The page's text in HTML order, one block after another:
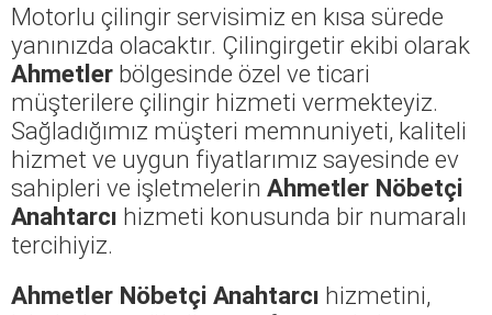
Motorlu çilingir servisimiz en kısa sürede
yanınızda olacaktır. Çilingirgetir ekibi olarak
Ahmetler bölgesinde özel ve ticari
müşterilere çilingir hizmeti vermekteyiz.
Sağladığımız müşteri memnuniyeti, kaliteli
hizmet ve uygun fiyatlarımız sayesinde ev
sahipleri ve işletmelerin Ahmetler Nöbetçi
Anahtarcı hizmeti konusunda bir numaralı
tercihiyiz.
Ahmetler Nöbetçi Anahtarcı hizmetini,